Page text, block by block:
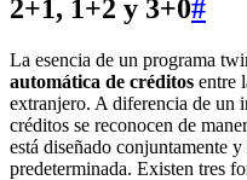
2+1, 1+2 y 3+0#
La esencia de un programa
automática de créditos entre
extranjero. A diferencia de un
créditos se reconocen de
está diseñado conjuntamente
predeterminada. Existen tres